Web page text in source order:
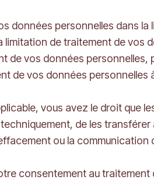
données personnelles dans
de traitement de vos
de vos données
de vos données
vous avez le droit que
de les transférer
ou la
consentement au